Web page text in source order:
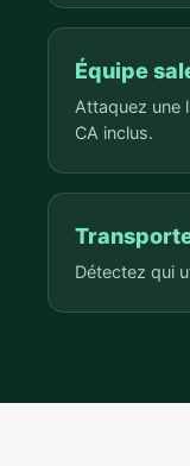
Équipe
Attaquez une
CA inclus.
Détectez qui